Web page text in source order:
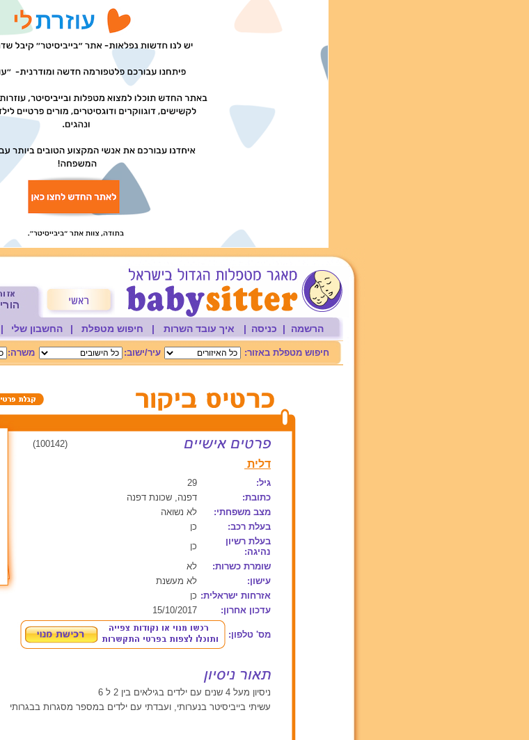
הרשמה | כניסה | איך עובד השרות | חיפוש מטפלת | החשבון שלי |
חיפוש מטפלת באזור: עיר/ישוב: משרה:
(100142)
דלית
גיל:
29
כתובת:
דפנה, שכונת דפנה
מצב משפחתי:
לא נשואה
בעלת רכב:
כן
בעלת רשיון
נהיגה:
כן
שומרת כשרות:
לא
עישון:
לא מעשנת
אזרחות ישראלית: כן
עדכון אחרון:
15/10/2017
מס' טלפון:
ניסיון מעל 4 שנים עם ילדים בגילאים בין 2 ל 6
עשיתי בייביסיטר בנערותי, ועבדתי עם ילדים במספר מסגרות בבגרותי